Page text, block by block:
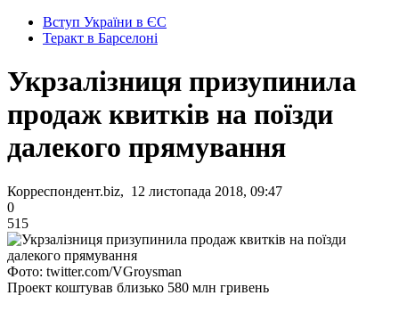
Вступ України в ЄС
Теракт в Барселоні
Укрзалізниця призупинила
продаж квитків на поїзди
далекого прямування
Корреспондент.biz, 12 листопада 2018, 09:47
0
515
Фото: twitter.com/VGroysman
Проект коштував близько 580 млн гривень